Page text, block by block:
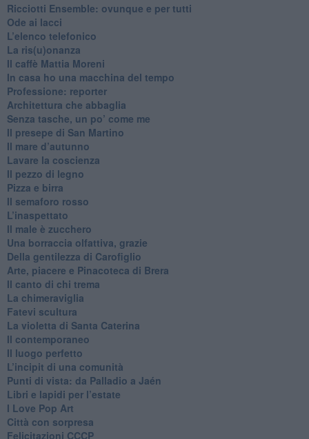
​Ricciotti Ensemble: ovunque e per tutti
Ode ai lacci
​L’elenco telefonico
​La ris(u)onanza
​Il caffè Mattia Moreni
​In casa ho una macchina del tempo
Professione: reporter
Architettura che abbaglia
​Senza tasche, un po’ come me
​Il presepe di San Martino
​Il mare d’autunno
​Lavare la coscienza
​Il pezzo di legno
​Pizza e birra
​Il semaforo rosso
​L’inaspettato
​Il male è zucchero
​Una borraccia olfattiva, grazie
​Della gentilezza di Carofiglio
Arte, piacere e Pinacoteca di Brera
​Il canto di chi trema
La chimeraviglia
​Fatevi scultura
​La violetta di Santa Caterina
​Il contemporaneo
​Il luogo perfetto
​L’incipit di una comunità
Punti di vista: da Palladio a Jaén
​Libri e lapidi per l’estate
​I Love Pop Art
Città con sorpresa
Felicitazioni CCCP